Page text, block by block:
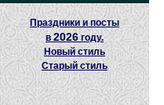
Праздники и посты
в 2026 году.
Новый стиль
Старый стиль